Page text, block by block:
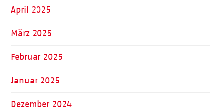
April 2025
März 2025
Februar 2025
Januar 2025
Dezember 2024